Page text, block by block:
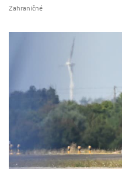
Zahraničné